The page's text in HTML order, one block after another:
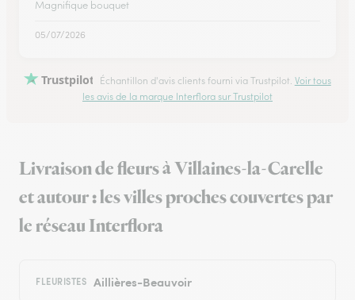
Magnifique bouquet
05/07/2026
Trustpilot Échantillon d'avis clients fourni via Trustpilot. Voir tous
les avis de la marque Interflora sur Trustpilot
Livraison de fleurs à Villaines-la-Carelle
et autour : les villes proches couvertes par
le réseau Interflora
FLEURISTES Aillières-Beauvoir